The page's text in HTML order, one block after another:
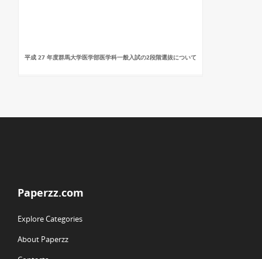
平成 27 年度群馬大学医学部医学科一般入試の2段階選抜について
Paperzz.com
Explore Categories
About Paperzz